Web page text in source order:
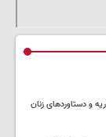
و دستاوردهای زنان